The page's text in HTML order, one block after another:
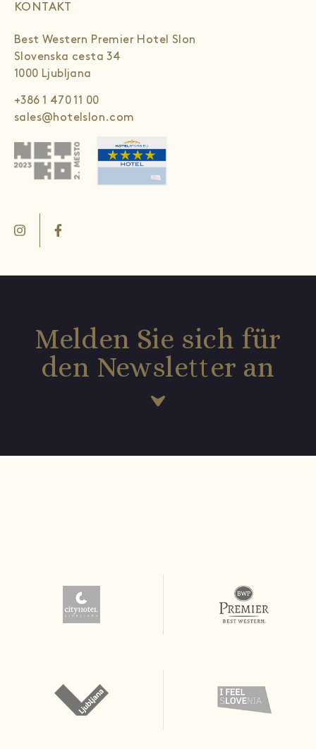
KONTAKT
Best Western Premier Hotel Slon
Slovenska cesta 34
1000 Ljubljana
+386 1 470 11 00
sales@hotelslon.com
Melden Sie sich für
den Newsletter an